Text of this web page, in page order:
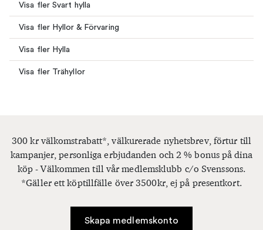
Visa fler Svart hylla
Visa fler Hyllor & Förvaring
Visa fler Hylla
Visa fler Trähyllor
300 kr välkomstrabatt*, välkurerade nyhetsbrev, förtur till
kampanjer, personliga erbjudanden och 2 % bonus på dina
köp - Välkommen till vår medlemsklubb c/o Svenssons.
*Gäller ett köptillfälle över 3500kr, ej på presentkort.
Skapa medlemskonto